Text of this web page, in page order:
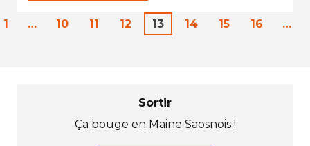
1 … 10 11 12 13 14 15 16 …
Sortir
Ça bouge en Maine Saosnois !